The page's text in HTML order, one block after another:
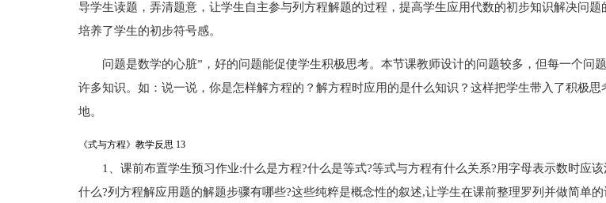
导学生读题，弄清题意，让学生自主参与列方程解题的过程，提高学生应用代数的初步知识解决问题
培养了学生的初步符号感。
问题是数学的心脏”，好的问题能促使学生积极思考。本节课教师设计的问题较多，但每一个问
许多知识。如：说一说，你是怎样解方程的？解方程时应用的是什么知识？这样把学生带入了积极思
地。
《式与方程》教学反思 13
1、课前布置学生预习作业:什么是方程?什么是等式?等式与方程有什么关系?用字母表示数时应该
什么?列方程解应用题的解题步骤有哪些?这些纯粹是概念性的叙述,让学生在课前整理罗列并做简单的